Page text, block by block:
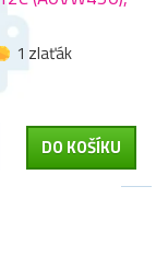
1 zlaťák
DO KOŠÍKU